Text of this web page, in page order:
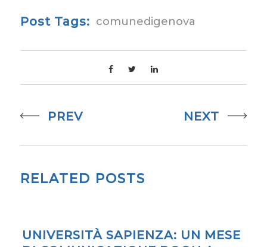
Post Tags: comunedigenova
PREV NEXT
RELATED POSTS
UNIVERSITÀ SAPIENZA: UN MESE